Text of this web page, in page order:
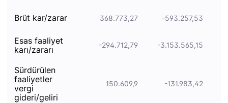
brüt kar/zarar 368.773,27 -593.257,53
esas faali̇yet
kari/zarari
-294.712,79 -3.153.565,15
sürdürülen
faaliyetler
vergi
gideri/geliri
150.609,9 -131.983,42